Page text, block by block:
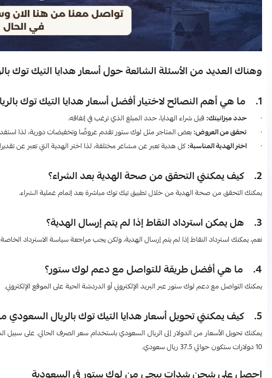
وهناك العديد من الأسئلة الشائعة حول أسعار هدايا التيك توك
1. ما هي أهم النصائح لاختيار أفضل أسعار هدايا التيك توك بالريال السعودي​؟
· حدد ميزانيتك: قبل شراء الهدايا، حدد المبلغ الذي ترغب في إنفاقه.
· تحقق من العروض:بعض المتاجر مثل لوك ستور تقدم عروضًا وتخفيضات دورية، لذا
· اختر الهدية المناسبة:كل هدية تعبر عن مشاعر مختلفة، لذا اختر الهدية التي تعبر عن
2. كيف يمكنني التحقق من صحة الهدية بعد الشراء؟
يمكنك التحقق من صحة الهدية من خلال تطبيق تيك توك مباشرة بعد إتمام عملية الشراء.
3. هل يمكن استرداد النقاط إذا لم يتم إرسال الهدية؟
نعم، يمكنك استرداد النقاط إذا لم يتم إرسال الهدية، ولكن يجب مراجعة سياسة الاسترداد الخاصة
4. ما هي أفضل طريقة للتواصل مع دعم لوك ستور؟
يمكنك التواصل مع دعم لوك ستور عبر البريد الإلكتروني أو الدردشة الحية على الموقع الإلكتروني.
5. كيف يمكنني تحويل أسعار هدايا التيك توك بالريال السعودي​ من الدولار إلى الريال السعودي؟
10 دولارات ستكون حوالي 37.5 ريال سعودي.